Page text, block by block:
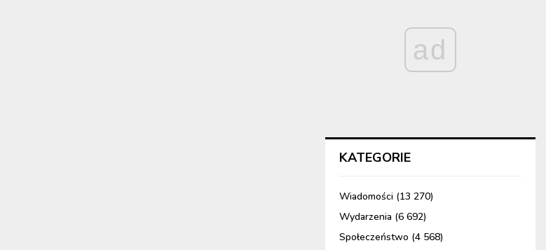
ad
KATEGORIE
Wiadomości (13 270)
Wydarzenia (6 692)
Społeczeństwo (4 568)